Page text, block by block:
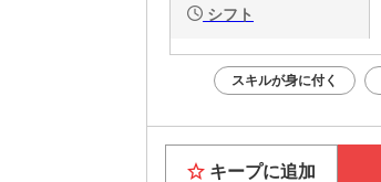
シフト
スキルが身に付く
キープに追加